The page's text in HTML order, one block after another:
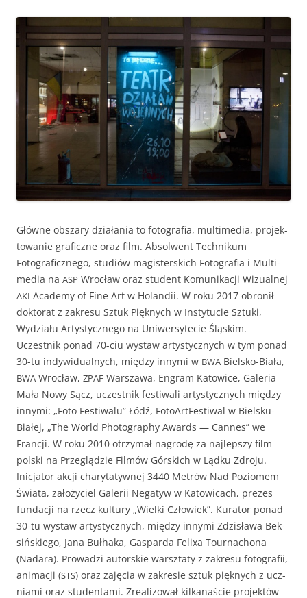
Główne obszary dzi­ała­nia to fotografia, mul­ti­me­dia, pro­jek­
towanie graficzne oraz film. Absol­went Tech­nikum
Fotograficznego, studiów mag­is­ter­s­kich Fotografia i Mul­ti­
me­dia na ASP Wrocław oraz stu­dent Komu­nikacji Wiz­ual­nej
AKI Acad­e­my of Fine Art w Holandii. W roku 2017 obronił
dok­torat z zakre­su Sztuk Pięknych w Insty­tu­cie Sztu­ki,
Wydzi­ału Artysty­cznego na Uni­w­er­syte­cie Śląskim.
Uczest­nik pon­ad 70-ciu wys­taw artysty­cznych w tym pon­ad
30-tu indy­wid­u­al­nych, między inny­mi w BWA Biel­sko-Biała,
BWA Wrocław, ZPAF Warsza­wa, Engram Katow­ice, Gale­ria
Mała Nowy Sącz, uczest­nik fes­ti­wali artysty­cznych między
inny­mi: „Foto Fes­ti­walu” Łódź, FotoArt­Festi­w­al w Biel­sku-
Białej, „The World Pho­tog­ra­phy Awards — Cannes” we
Francji. W roku 2010 otrzy­mał nagrodę za najlep­szy film
pol­s­ki na Przeglądzie Filmów Górs­kich w Ląd­ku Zdroju.
Inic­ja­tor akcji chary­taty­wnej 3440 Metrów Nad Poziomem
Świa­ta, założy­ciel Galerii Negatyw w Katow­icach, prezes
fun­dacji na rzecz kul­tu­ry „Wiel­ki Człowiek”. Kura­tor pon­ad
30-tu wys­taw artysty­cznych, między inny­mi Zdzisława Bek­
sińskiego, Jana Bułha­ka, Gas­par­da Felixa Tour­na­chona
(Nadara). Prowadzi autorskie warsz­taty z zakre­su fotografii,
ani­macji (STS) oraz zaję­cia w zakre­sie sztuk pięknych z ucz­
ni­a­mi oraz stu­den­ta­mi. Zre­al­i­zował kilka­naś­cie pro­jek­tów